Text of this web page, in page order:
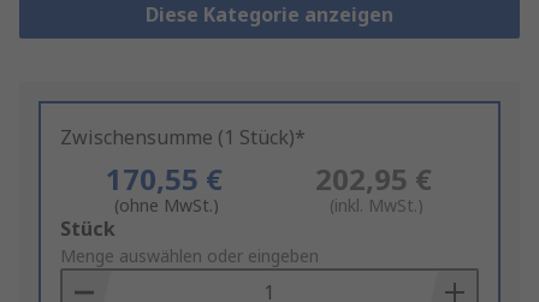
Diese Kategorie anzeigen
Zwischensumme (1 Stück)*
170,55 €
(ohne MwSt.)
202,95 €
(inkl. MwSt.)
Add
to
Basket
Stück
Menge auswählen oder eingeben